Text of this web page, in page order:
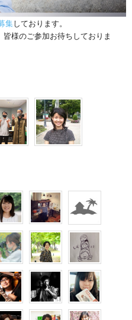
集しております。
様のご参加お待ちしておりま